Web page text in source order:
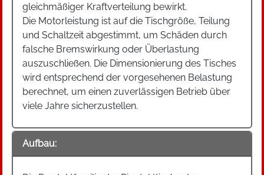
gleichmäßiger Kraftverteilung bewirkt.
Die Motorleistung ist auf die Tischgröße, Teilung
und Schaltzeit abgestimmt, um Schäden durch
falsche Bremswirkung oder Überlastung
auszuschließen. Die Dimensionierung des Tisches
wird entsprechend der vorgesehenen Belastung
berechnet, um einen zuverlässigen Betrieb über
viele Jahre sicherzustellen.
Aufbau: